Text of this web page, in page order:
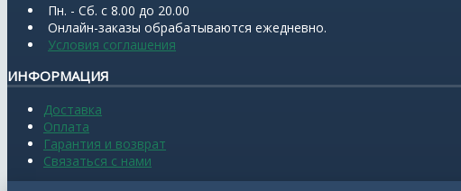
Пн. - Сб. с 8.00 до 20.00
Онлайн-заказы обрабатываются ежедневно.
Условия соглашения
ИНФОРМАЦИЯ
Доставка
Оплата
Гарантия и возврат
Связаться с нами